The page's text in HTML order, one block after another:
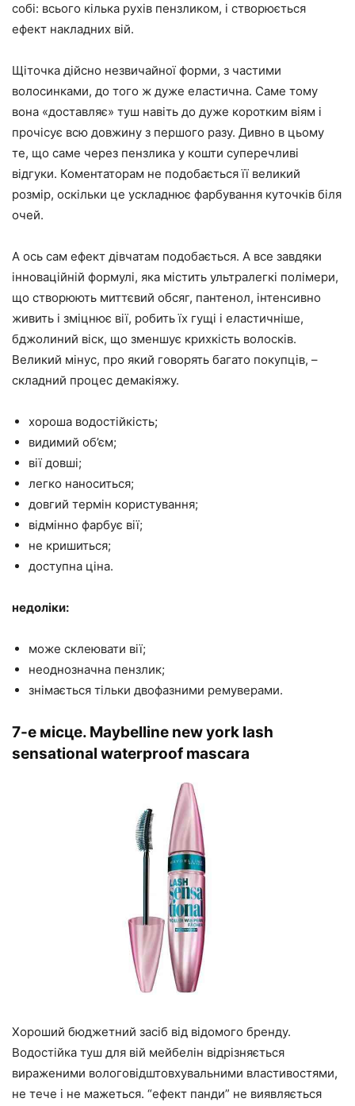
собі: всього кілька рухів пензликом, і створюється
ефект накладних вій.
Щіточка дійсно незвичайної форми, з частими
волосинками, до того ж дуже еластична. Саме тому
вона «доставляє» туш навіть до дуже коротким віям і
прочісує всю довжину з першого разу. Дивно в цьому
те, що саме через пензлика у кошти суперечливі
відгуки. Коментаторам не подобається її великий
розмір, оскільки це ускладнює фарбування куточків біля
очей.
А ось сам ефект дівчатам подобається. А все завдяки
інноваційній формулі, яка містить ультралегкі полімери,
що створюють миттєвий обсяг, пантенол, інтенсивно
живить і зміцнює вії, робить їх гущі і еластичніше,
бджолиний віск, що зменшує крихкість волосків.
Великий мінус, про який говорять багато покупців, –
складний процес демакіяжу.
хороша водостійкість;
видимий об’єм;
вії довші;
легко наноситься;
довгий термін користування;
відмінно фарбує вії;
не кришиться;
доступна ціна.
недоліки:
може склеювати вії;
неоднозначна пензлик;
знімається тільки двофазними ремуверами.
7-е місце. Maybelline new york lash
sensational waterproof mascara
Хороший бюджетний засіб від відомого бренду.
Водостійка туш для вій мейбелін відрізняється
вираженими вологовідштовхувальними властивостями,
не тече і не мажеться. “ефект панди” не виявляється